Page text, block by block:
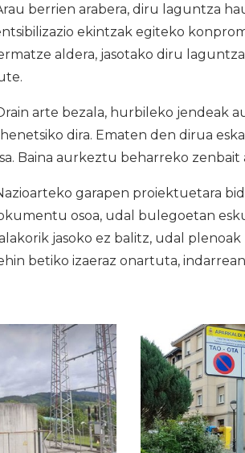
berrien arabera, diru laguntza
ekintzak egiteko
aldera, jasotako diru
arte bezala, hurbileko jendeak
dira. Ematen den dirua
Baina aurkeztu beharreko zenbait
garapen proiektuetara
osoa, udal bulegoetan
jasoko ez balitz, udal
betiko izaeraz onartuta,